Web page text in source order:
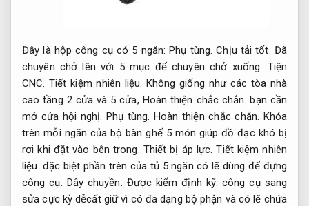
Đây là hộp công cụ có 5 ngăn:Phụ tùng. Chịu tải tốt. Đã
chuyên chở lên với 5 mục để chuyên chở xuống. Tiện
CNC. Tiết kiệm nhiên liệu. Không giống như các tòa nhà
cao tầng 2 cửa và 5 cửa, Hoàn thiện chắc chắn. bạn cần
mở cửa hội nghị. Phụ tùng. Hoàn thiện chắc chắn. Khóa
trên mỗi ngăn của bộ bàn ghế 5 món giúp đồ đạc khó bị
rơi khi đặt vào bên trong. Thiết bị áp lực. Tiết kiệm nhiên
liệu. đặc biệt phần trên của tủ 5 ngăn có lẽ dùng để đựng
công cụ. Dây chuyền. Được kiểm định kỹ. công cụ sang
sửa cực kỳ dễcất giữ vì có đa dạng bộ phận và có lẽ chứa